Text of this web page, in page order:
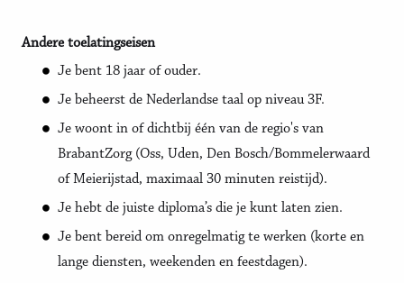
Andere toelatingseisen
Je bent 18 jaar of ouder.
Je beheerst de Nederlandse taal op niveau 3F.
Je woont in of dichtbij één van de regio's van
BrabantZorg (Oss, Uden, Den Bosch/Bommelerwaard
of Meierijstad, maximaal 30 minuten reistijd).
Je hebt de juiste diploma’s die je kunt laten zien.
Je bent bereid om onregelmatig te werken (korte en
lange diensten, weekenden en feestdagen).